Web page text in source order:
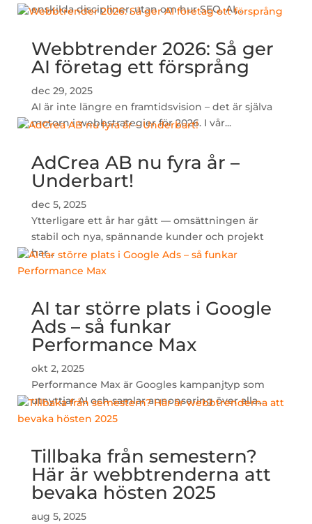
enskilda discipliner, utan om hur SEO, AI,...
Webbtrender 2026: Så ger
AI företag ett försprång
dec 29, 2025
AI är inte längre en framtidsvision – det är själva
motorn i webbstrategier för 2026. I vår...
AdCrea AB nu fyra år –
Underbart!
dec 5, 2025
Ytterligare ett år har gått — omsättningen är
stabil och nya, spännande kunder och projekt
har...
AI tar större plats i Google
Ads – så funkar
Performance Max
okt 2, 2025
Performance Max är Googles kampanjtyp som
utnyttjar AI och samlar annonsering över alla...
Tillbaka från semestern?
Här är webbtrenderna att
bevaka hösten 2025
aug 5, 2025